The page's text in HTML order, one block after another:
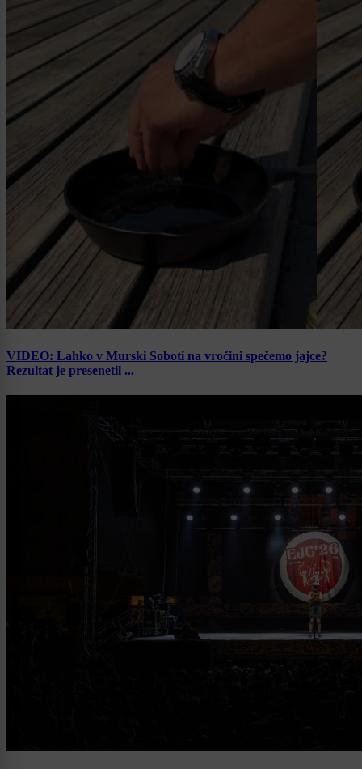
VIDEO: Lahko v Murski Soboti na vročini spečemo jajce?
Rezultat je presenetil ...